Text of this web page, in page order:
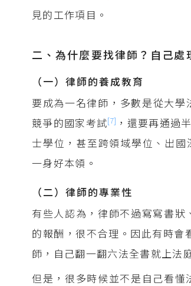
見的工作項目。
二、為什麼要找律師？自己處
（一）律師的養成教育
要成為一名律師，多數是從大學
競爭的國家考試[7] ，還要再通過
士學位，甚至跨領域學位、出
一身好本領。
（二）律師的專業性
有些人認為，律師不過寫寫書
的報酬，很不合理。因此有時會
師，自己翻一翻六法全書就上法
但是，很多時候並不是自己看